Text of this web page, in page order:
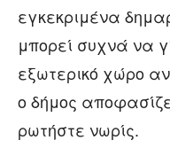
εγκεκριμένα
μπορεί συχνά να
εξωτερικό χώρο
ο δήμος
ρωτήστε νωρίς.